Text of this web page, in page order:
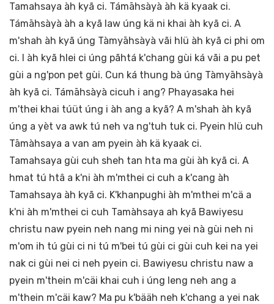
Tamahsaya àh kyã ci. Támāhsàyà àh kä kyaak ci.
Támāhsàyà àh a kyã law úng kä ni khai àh kyã ci. A
m'shah àh kyã úng Tàmyāhsàyà vãi hlü àh kyã ci phi om
ci. I àh kyã hlei ci úng pãhtá k'chang gùi ká vãi a pu pet
gùi a ng'pon pet gùi. Cun ká thung bà úng Tàmyāhsàyà
àh kyã ci. Támāhsàyà cicuh i ang? Phayasaka hei
m'thei khai túüt úng i àh ang a kyã? A m'shah àh kyã
úng a yèt va awk tú neh va ng'tuh tuk ci. Pyein hlü cuh
Tāmàhsaya a van am pyein àh kä kyaak ci.
Tamahsaya gùi cuh sheh tan hta ma gùi àh kyã ci. A
hmat tú htâ a k'ni àh m'mthei ci cuh a k'cang àh
Tamahsaya àh kyã ci. K'khanpughi àh m'mthei m'cä a
k'ni àh m'mthei ci cuh Tamàhsaya ah kyã Bawiyesu
christu naw pyein neh nang mi ning yei nà gùi neh ni
m'om ih tú gùi ci ni tú m'bei tú gùi ci gùi cuh kei na yei
nak ci gùi nei ci neh pyein ci. Bawiyesu christu naw a
pyein m'thein m'cäi khai cuh i úng leng neh ang a
m'thein m'cäi kaw? Ma pu k'bääh neh k'chang a yei nak